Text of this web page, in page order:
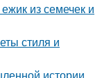
из семечек и
стиля и